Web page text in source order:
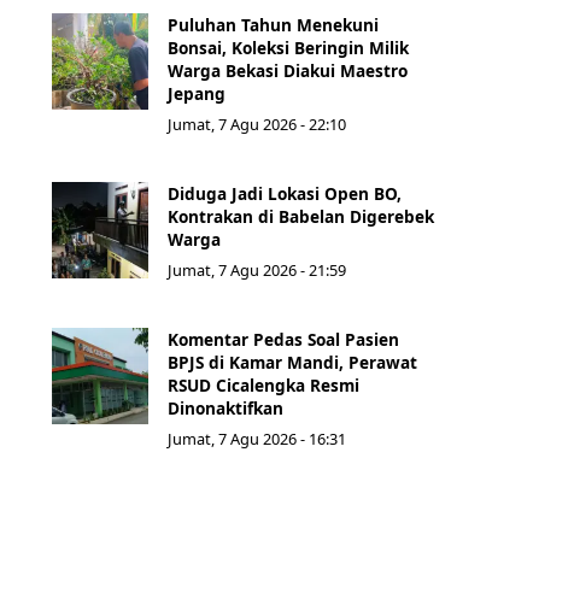
Puluhan Tahun Menekuni
Bonsai, Koleksi Beringin Milik
Warga Bekasi Diakui Maestro
Jepang
Jumat, 7 Agu 2026 - 22:10
Diduga Jadi Lokasi Open BO,
Kontrakan di Babelan Digerebek
Warga
Jumat, 7 Agu 2026 - 21:59
Komentar Pedas Soal Pasien
BPJS di Kamar Mandi, Perawat
RSUD Cicalengka Resmi
Dinonaktifkan
Jumat, 7 Agu 2026 - 16:31